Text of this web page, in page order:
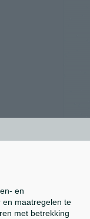
en
en maatregelen te
met betrekking